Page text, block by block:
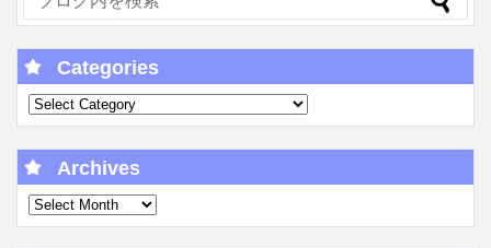
Categories
Archives